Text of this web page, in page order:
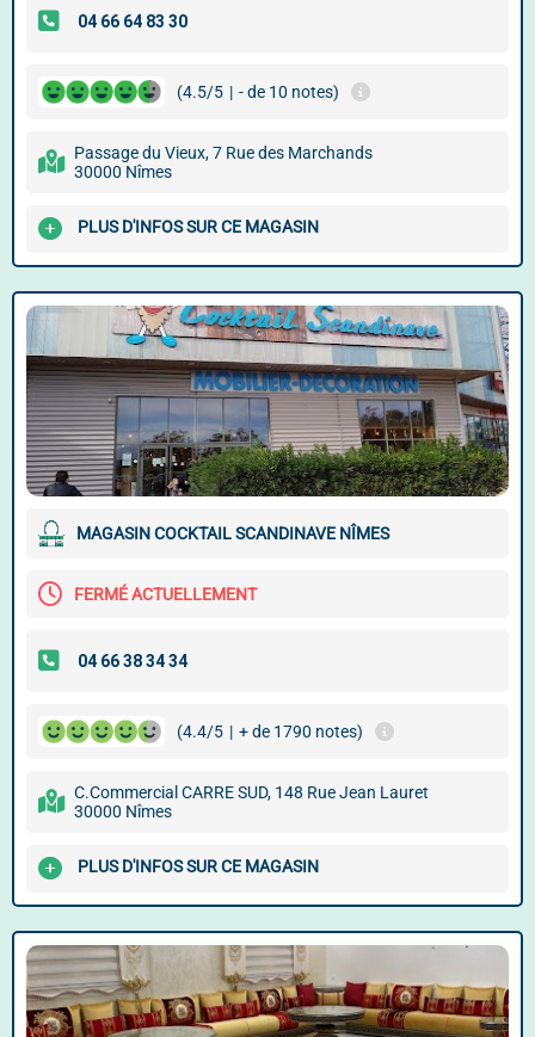
(4.5/5 | - de 10 notes)
Passage du Vieux, 7 Rue des Marchands
30000 Nîmes
PLUS D'INFOS SUR CE MAGASIN
MAGASIN COCKTAIL SCANDINAVE NÎMES
FERMÉ ACTUELLEMENT
(4.4/5 | + de 1790 notes)
C.Commercial CARRE SUD, 148 Rue Jean Lauret
30000 Nîmes
PLUS D'INFOS SUR CE MAGASIN